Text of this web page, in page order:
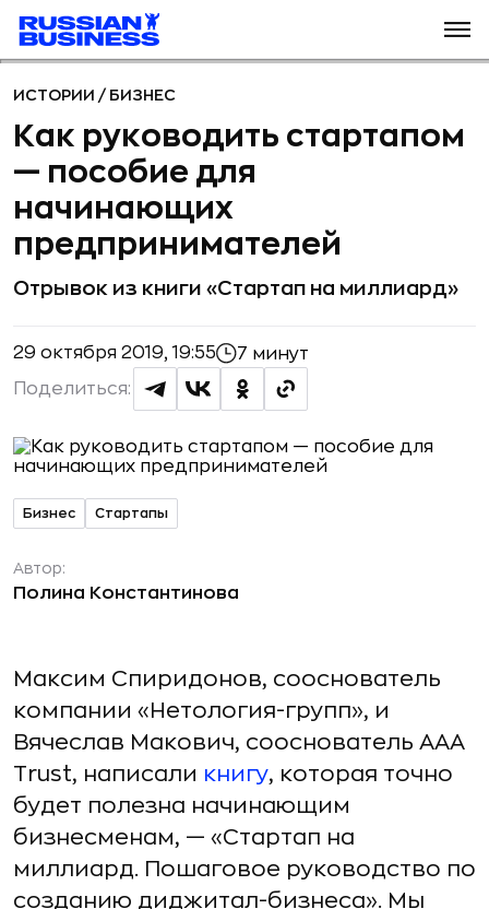
ИСТОРИИ / БИЗНЕС
Как руководить стартапом
— пособие для
начинающих
предпринимателей
Отрывок из книги «Стартап на миллиард»
29 октября 2019, 19:55 7 минут
Поделиться:
Бизнес Стартапы
Автор:
Полина Константинова
Максим Спиридонов, сооснователь
компании «Нетология-групп», и
Вячеслав Макович, сооснователь AAA
Trust, написали книгу, которая точно
будет полезна начинающим
бизнесменам, — «Стартап на
миллиард. Пошаговое руководство по
созданию диджитал-бизнеса». Мы